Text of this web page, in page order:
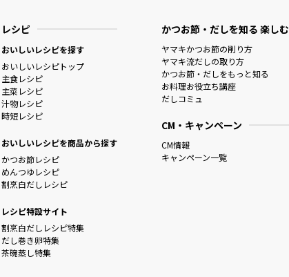
レシピ
おいしいレシピを探す
おいしいレシピトップ
主食レシピ
主菜レシピ
汁物レシピ
時短レシピ
おいしいレシピを商品から探す
かつお節レシピ
めんつゆレシピ
割烹白だしレシピ
レシピ特設サイト
割烹白だしレシピ特集
だし巻き卵特集
茶碗蒸し特集
かつお節・だしを知る 楽しむ
ヤマキかつお節の削り方
ヤマキ流だしの取り方
かつお節・だしをもっと知る
お料理お役立ち講座
だしコミュ
CM・キャンペーン
CM情報
キャンペーン一覧